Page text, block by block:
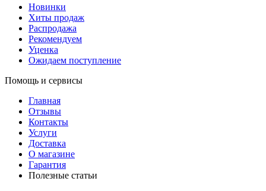
Новинки
Хиты продаж
Распродажа
Рекомендуем
Уценка
Ожидаем поступление
Помощь и сервисы
Главная
Отзывы
Контакты
Услуги
Доставка
О магазине
Гарантия
Полезные статьи